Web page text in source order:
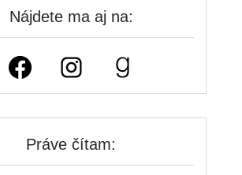
Nájdete ma aj na:
Facebook Instagram Goodreads
Práve čítam: